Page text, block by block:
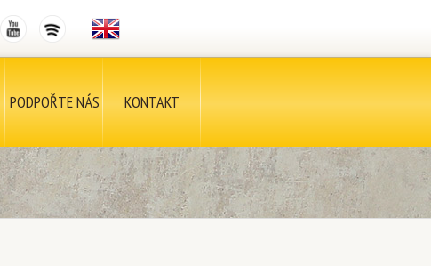
PODPOŘTE NÁS KONTAKT